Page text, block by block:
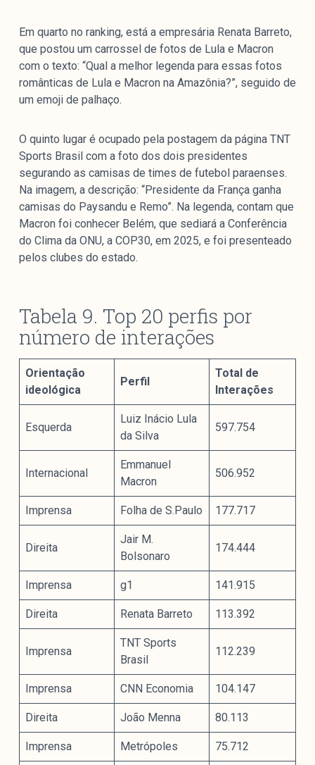
Em quarto no ranking, está a empresária Renata Barreto,
que postou um carrossel de fotos de Lula e Macron
com o texto: “Qual a melhor legenda para essas fotos
românticas de Lula e Macron na Amazônia?”, seguido de
um emoji de palhaço.
O quinto lugar é ocupado pela postagem da página TNT
Sports Brasil com a foto dos dois presidentes
segurando as camisas de times de futebol paraenses.
Na imagem, a descrição: “Presidente da França ganha
camisas do Paysandu e Remo”. Na legenda, contam que
Macron foi conhecer Belém, que sediará a Conferência
do Clima da ONU, a COP30, em 2025, e foi presenteado
pelos clubes do estado.
Tabela 9. Top 20 perfis por
número de interações
Orientação
ideológica
Perfil
Total de
Interações
Esquerda
Luiz Inácio Lula
da Silva
597.754
Internacional
Emmanuel
Macron
506.952
Imprensa Folha de S.Paulo 177.717
Direita
Jair M.
Bolsonaro
174.444
Imprensa g1 141.915
Direita Renata Barreto 113.392
Imprensa
TNT Sports
Brasil
112.239
Imprensa CNN Economia 104.147
Direita João Menna 80.113
Imprensa Metrópoles 75.712